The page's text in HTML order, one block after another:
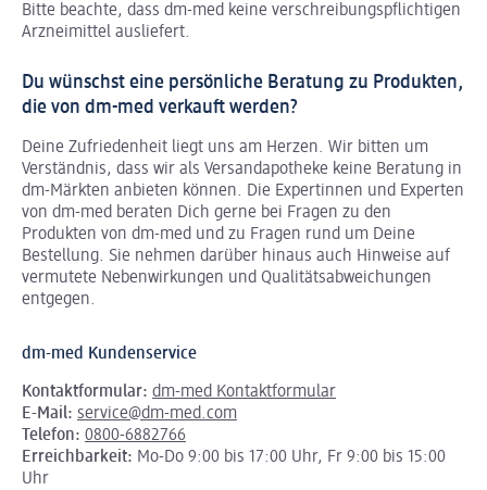
Bitte beachte, dass dm-med keine verschreibungspflichtigen
Arzneimittel ausliefert.
Du wünschst eine persönliche Beratung zu Produkten,
die von dm-med verkauft werden?
Deine Zufriedenheit liegt uns am Herzen. Wir bitten um
Verständnis, dass wir als Versandapotheke keine Beratung in
dm-Märkten anbieten können. Die Expertinnen und Experten
von dm-med beraten Dich gerne bei Fragen zu den
Produkten von dm-med und zu Fragen rund um Deine
Bestellung. Sie nehmen darüber hinaus auch Hinweise auf
vermutete Nebenwirkungen und Qualitätsabweichungen
entgegen.
dm-med Kundenservice
Kontaktformular: dm-med Kontaktformular
E-Mail: service@dm-med.com
Telefon: 0800-6882766
Erreichbarkeit: Mo-Do 9:00 bis 17:00 Uhr, Fr 9:00 bis 15:00
Uhr